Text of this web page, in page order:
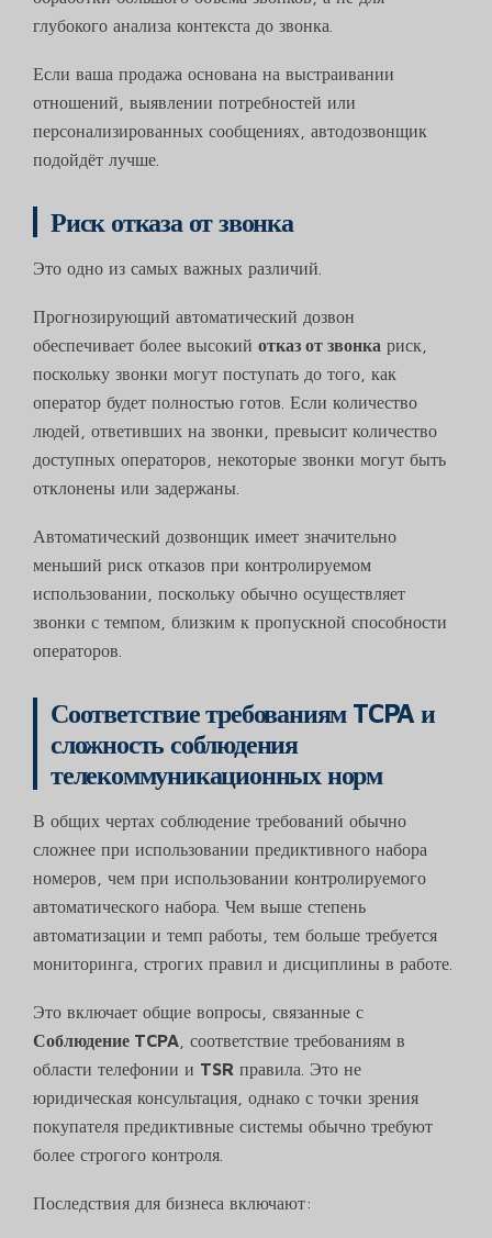
глубокого анализа контекста до звонка.
Если ваша продажа основана на выстраивании
отношений, выявлении потребностей или
персонализированных сообщениях, автодозвонщик
подойдёт лучше.
Риск отказа от звонка
Это одно из самых важных различий.
Прогнозирующий автоматический дозвон
обеспечивает более высокий отказ от звонка риск,
поскольку звонки могут поступать до того, как
оператор будет полностью готов. Если количество
людей, ответивших на звонки, превысит количество
доступных операторов, некоторые звонки могут быть
отклонены или задержаны.
Автоматический дозвонщик имеет значительно
меньший риск отказов при контролируемом
использовании, поскольку обычно осуществляет
звонки с темпом, близким к пропускной способности
операторов.
Соответствие требованиям TCPA и
сложность соблюдения
телекоммуникационных норм
В общих чертах соблюдение требований обычно
сложнее при использовании предиктивного набора
номеров, чем при использовании контролируемого
автоматического набора. Чем выше степень
автоматизации и темп работы, тем больше требуется
мониторинга, строгих правил и дисциплины в работе.
Это включает общие вопросы, связанные с
Соблюдение TCPA , соответствие требованиям в
области телефонии и TSR правила. Это не
юридическая консультация, однако с точки зрения
покупателя предиктивные системы обычно требуют
более строгого контроля.
Последствия для бизнеса включают: